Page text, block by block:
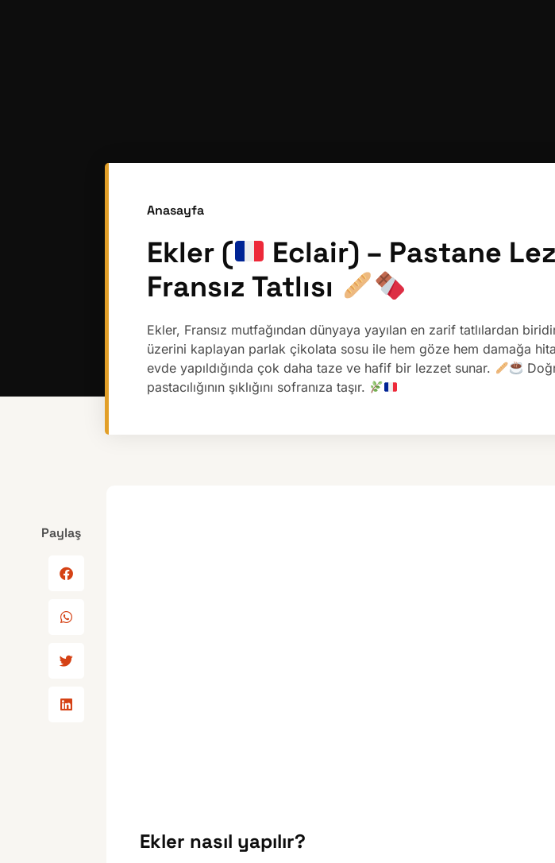
Anasayfa
Ekler (
Eclair) – Pastane
Fransız Tatlısı
Ekler, Fransız mutfağından dünyaya yayılan en zarif tatlılardan
üzerini kaplayan parlak çikolata sosu ile hem göze hem damağa
evde yapıldığında çok daha taze ve hafif bir lezzet sunar.
pastacılığının şıklığını sofranıza taşır.
Paylaş
Ekler nasıl yapılır?